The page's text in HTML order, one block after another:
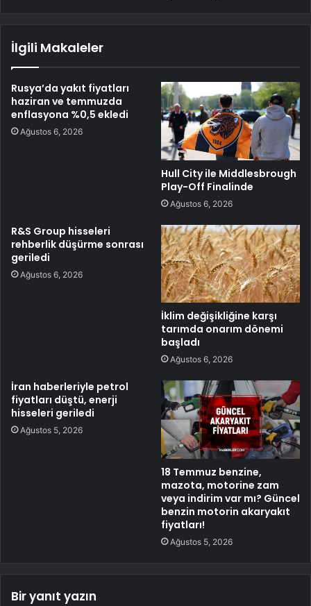
İlgili Makaleler
Rusya’da yakıt fiyatları
haziran ve temmuzda
enflasyona %0,5 ekledi
Ağustos 6, 2026
Hull City ile Middlesbrough
Play-Off Finalinde
Ağustos 6, 2026
R&S Group hisseleri
rehberlik düşürme sonrası
geriledi
Ağustos 6, 2026
İklim değişikliğine karşı
tarımda onarım dönemi
başladı
Ağustos 6, 2026
İran haberleriyle petrol
fiyatları düştü, enerji
hisseleri geriledi
Ağustos 5, 2026
18 Temmuz benzine,
mazota, motorine zam
veya indirim var mı? Güncel
benzin motorin akaryakıt
fiyatları!
Ağustos 5, 2026
Bir yanıt yazın